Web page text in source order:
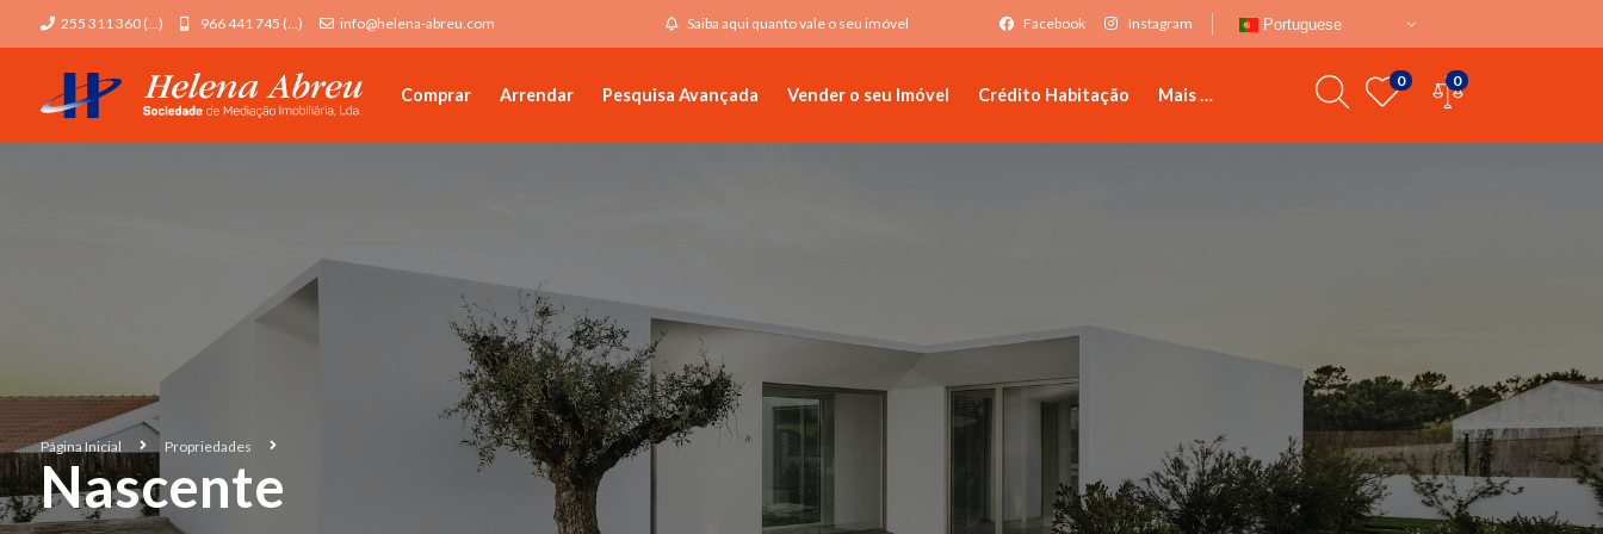
255 311 360 (...) 966 441 745 (...) info@helena-abreu.com Saiba aqui quanto vale o seu imóvel Facebook Instagram Portuguese
Comprar Arrendar Pesquisa Avançada Vender o seu Imóvel Crédito Habitação Mais …
0 0
Nascente
Página Inicial Propriedades